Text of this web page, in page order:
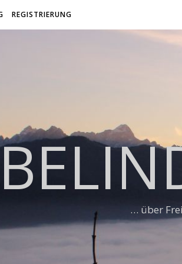
REGISTRIERUNG
… über